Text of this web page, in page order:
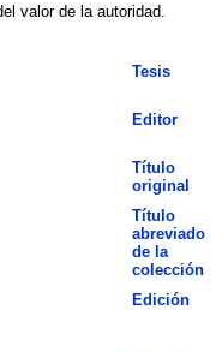
valor de la autoridad.
Tesis
Editor
Título
original
Título
abreviado
de la
colección
Edición